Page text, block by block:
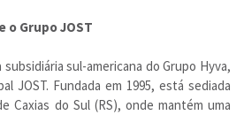
o Grupo JOST
sul-americana do Grupo Hyva,
JOST. Fundada em 1995, está sediada
Caxias do Sul (RS), onde mantém uma